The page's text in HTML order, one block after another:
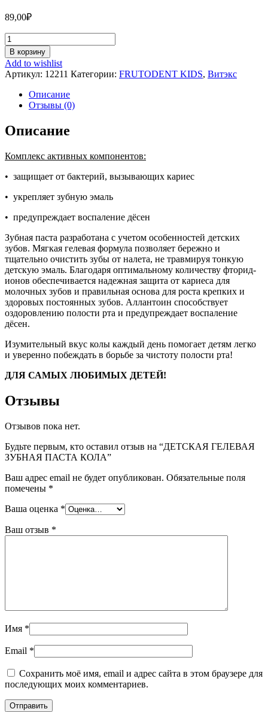
89,00₽
Количество
ДЕТСКАЯ
ГЕЛЕВАЯ
ЗУБНАЯ
ПАСТА
КОЛА
В корзину
Add to wishlist
Артикул: 12211 Категории: FRUTODENT KIDS, Витэкс
Описание
Отзывы (0)
Описание
Комплекс активных компонентов:
• защищает от бактерий, вызывающих кариес
• укрепляет зубную эмаль
• предупреждает воспаление дёсен
Зубная паста разработана с учетом особенностей детских
зубов. Мягкая гелевая формула позволяет бережно и
тщательно очистить зубы от налета, не травмируя тонкую
детскую эмаль. Благодаря оптимальному количеству фторид-
ионов обеспечивается надежная защита от кариеса для
молочных зубов и правильная основа для роста крепких и
здоровых постоянных зубов. Аллантоин способствует
оздоровлению полости рта и предупреждает воспаление
дёсен.
Изумительный вкус колы каждый день помогает детям легко
и уверенно побеждать в борьбе за чистоту полости рта!
ДЛЯ САМЫХ ЛЮБИМЫХ ДЕТЕЙ!
Отзывы
Отзывов пока нет.
Будьте первым, кто оставил отзыв на “ДЕТСКАЯ ГЕЛЕВАЯ
ЗУБНАЯ ПАСТА КОЛА”
Ваш адрес email не будет опубликован. Обязательные поля
помечены *
Ваша оценка *
Ваш отзыв *
Имя *
Email *
Сохранить моё имя, email и адрес сайта в этом браузере для
последующих моих комментариев.